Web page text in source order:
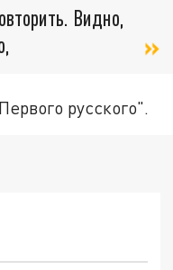
Видно,
русского".